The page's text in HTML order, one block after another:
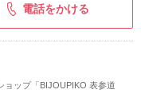
電話をかける
ョップ「BIJOUPIKO 表参道